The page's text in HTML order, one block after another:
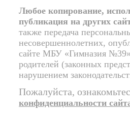
Любое копирование,
публикация на других
также передача
несовершеннолетних,
сайте МБУ «Гимназия
родителей (законных
нарушением
Пожалуйста,
конфиденциальности